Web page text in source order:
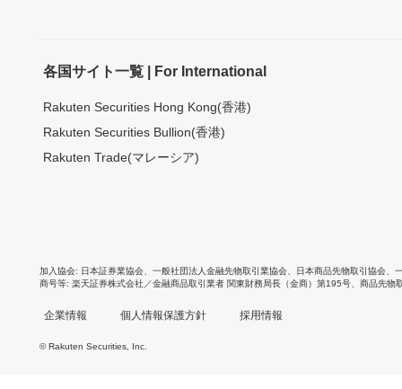
各国サイト一覧 | For International
Rakuten Securities Hong Kong(香港)
Rakuten Securities Bullion(香港)
Rakuten Trade(マレーシア)
加入協会 日本証券業協会 一般社団法人金融先物取引業協会 日本商品先物取引協会
商号等 楽天証券株式会社／金融商品取引業者 関東財務局長（金商）第195号、商品先物
企業情報 個人情報保護方針 採用情報
© Rakuten Securities, Inc.